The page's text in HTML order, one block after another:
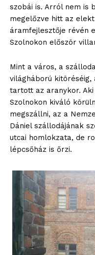
szobái is. Arról nem is
megelőzve hitt az
áramfejlesztője révén
Szolnokon először
Mint a város, a
világháború
tartott az aranykor.
Szolnokon kiváló
megszállni, az a
Dániel szállodájának
utcai homlokzata, de
lépcsőház is őrzi.